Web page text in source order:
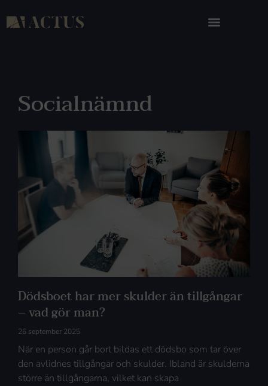
Socialnämnd
Dödsboet har mer skulder än tillgångar
– vad gör man?
26 september 2025
När en person går bort bildas ett dödsbo som tar över
den avlidnes tillgångar och skulder. Ibland är skulderna
större än tillgångarna, vilket kan skapa